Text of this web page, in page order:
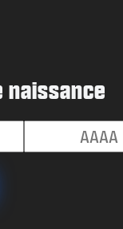
naissance